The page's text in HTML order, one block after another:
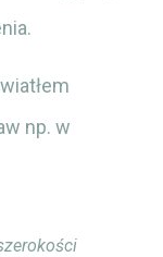
np. w